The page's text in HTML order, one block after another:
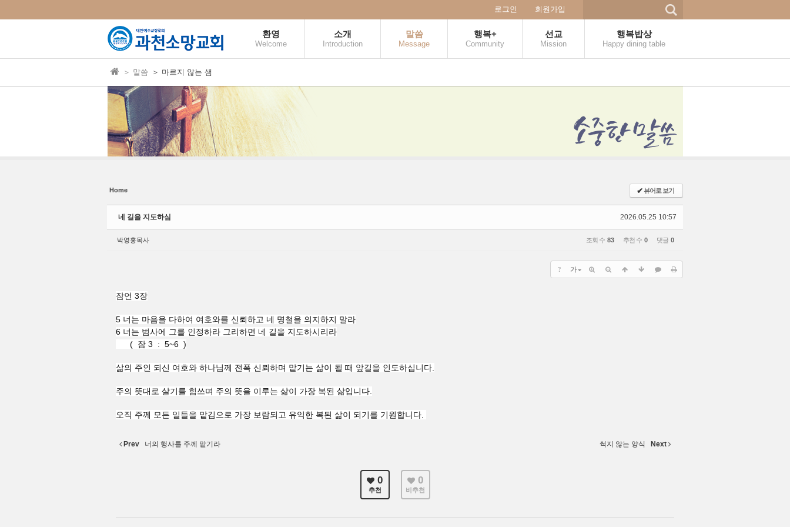
로그인 회원가입
환영
Welcome
소개
Introduction
말씀
Message
행복+
Community
선교
Mission
행복밥상
Happy dining table
＞ 말씀 ＞ 마르지 않는 샘
Home ✔뷰어로 보기
2026.05.25 10:57
네 길을 지도하심
박영홍목사 조회 수 83 추천 수 0 댓글 0
? 가
잠언 3장
5 너는 마음을 다하여 여호와를 신뢰하고 네 명철을 의지하지 말라
6 너는 범사에 그를 인정하라 그리하면 네 길을 지도하시리라
( 잠 3 : 5~6 )
삶의 주인 되신 여호와 하나님께 전폭 신뢰하며 맡기는 삶이 될 때 앞길을 인도하십니다.
주의 뜻대로 살기를 힘쓰며 주의 뜻을 이루는 삶이 가장 복된 삶입니다.
오직 주께 모든 일들을 맡김으로 가장 보람되고 유익한 복된 삶이 되기를 기원합니다.
Prev 너의 행사를 주께 맡기라 썩지 않는 양식 Next
0
추천
0
비추천
Sketchbook5, 스케치북5
Sketchbook5, 스케치북5
Sketchbook5, 스케치북5
Sketchbook5, 스케치북5